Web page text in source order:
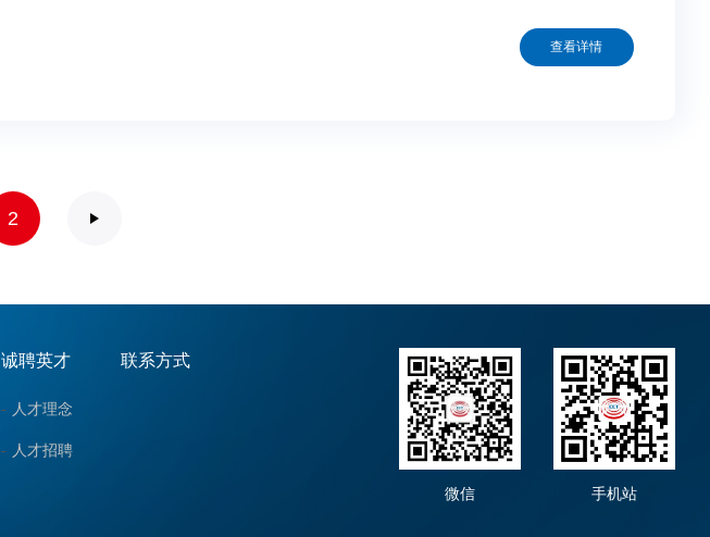
查看详情
2
诚聘英才
人才理念
人才招聘
联系方式
微信 手机站